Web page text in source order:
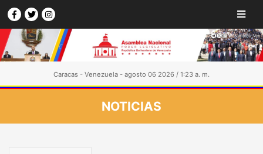
Caracas - Venezuela - agosto 06 2026 / 1:23 a. m.
NOTICIAS